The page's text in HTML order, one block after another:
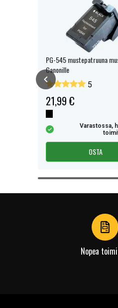
PG-545 mustepatruuna
Canonille
5
21,99 €
Varastossa,
OSTA
Item
Nopea